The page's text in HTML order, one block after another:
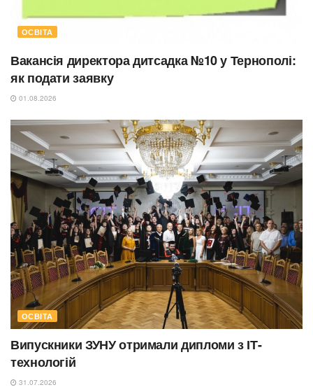
ОСВІТА
Вакансія директора дитсадка №10 у Тернополі:
як подати заявку
01.08.2026
ОСВІТА
Випускники ЗУНУ отримали дипломи з ІТ-
технологій
31.07.2026